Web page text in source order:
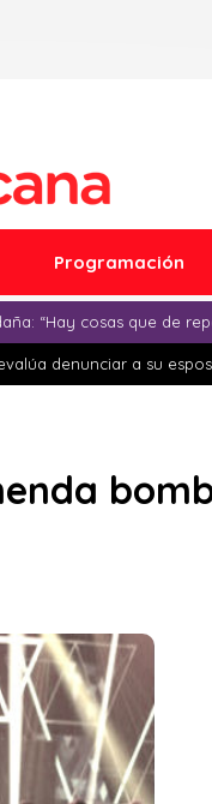
Programación
“Hay cosas que de
denunciar a su